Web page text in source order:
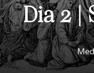
Dia 2 |